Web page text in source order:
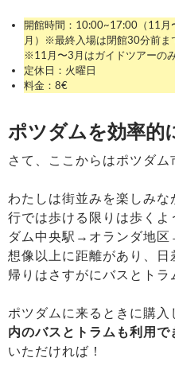
開館時間：10:00~17:00（11
月）※最終入場は閉館30分前ま
※11月〜3月はガイドツアーの
定休日：火曜日
料金：8€
ポツダムを効率的
さて、ここからはポツダム
わたしは街並みを楽しみ
行では歩ける限りは歩く
ダム中央駅→オランダ地
想像以上に距離があり、
帰りはさすがにバスとトラ
ポツダムに来るときに購入
内のバスとトラムも利用で
いただければ！